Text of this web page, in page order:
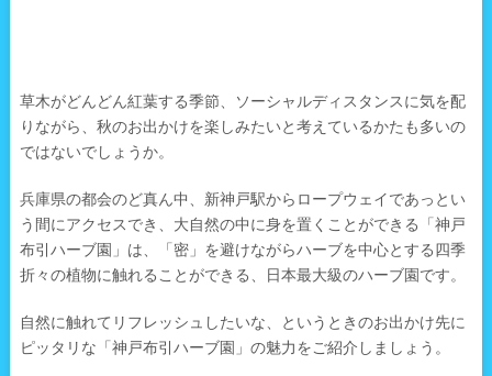
草木がどんどん紅葉する季節、ソーシャルディスタンスに気を配
りながら、秋のお出かけを楽しみたいと考えているかたも多いの
ではないでしょうか。
兵庫県の都会のど真ん中、新神戸駅からロープウェイであっとい
う間にアクセスでき、大自然の中に身を置くことができる「神戸
布引ハーブ園」は、「密」を避けながらハーブを中心とする四季
折々の植物に触れることができる、日本最大級のハーブ園です。
自然に触れてリフレッシュしたいな、というときのお出かけ先に
ピッタリな「神戸布引ハーブ園」の魅力をご紹介しましょう。